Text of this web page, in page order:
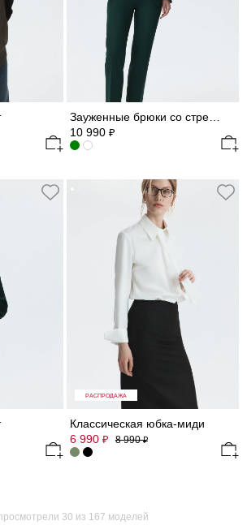
Зауженные брюки со стрелками
10 990 ₽
РАСПРОДАЖА
Классическая юбка-миди
6 990 ₽ 8 990₽
30 из 167 моделей